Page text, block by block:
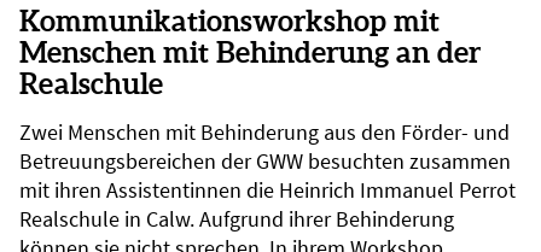
Kommunikationsworkshop mit
Menschen mit Behinderung an der
Realschule
Zwei Menschen mit Behinderung aus den Förder- und
Betreuungsbereichen der GWW besuchten zusammen
mit ihren Assistentinnen die Heinrich Immanuel Perrot
Realschule in Calw. Aufgrund ihrer Behinderung